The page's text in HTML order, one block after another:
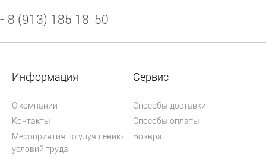
т. 8 (913) 185 18-50
Информация
О компании
Контакты
Мероприятия по улучшению
условий труда
Сервис
Способы доставки
Способы оплаты
Возврат